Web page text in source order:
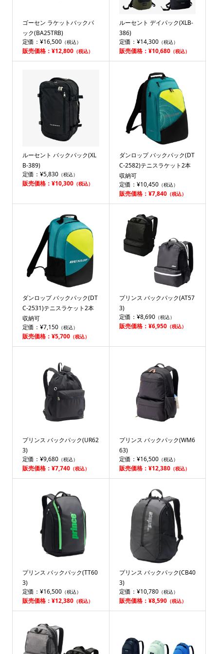
ゴーセン ラケットバックパ
ック(BA25TRB)
定価：¥16,500（税込）
販売価格：¥12,800（税込）
ルーセント デイパック(XLB-
386)
定価：¥14,300（税込）
販売価格：¥10,680（税込）
ルーセント バックパック(XL
B-389)
定価：¥5,830（税込）
販売価格：¥10,300（税込）
ダンロップ バックパック(DT
C-2582)テニスラケット2本
収納可
定価：¥10,450（税込）
販売価格：¥7,840（税込）
ダンロップ バックパック(DT
C-2531)テニスラケット2本
収納可
定価：¥7,150（税込）
販売価格：¥5,700（税込）
プリンス バックパック(AT57
3)
定価：¥8,690（税込）
販売価格：¥6,950（税込）
プリンス バックパック(UR62
3)
定価：¥9,680（税込）
販売価格：¥7,740（税込）
プリンス バックパック(WM6
63)
定価：¥16,500（税込）
販売価格：¥12,380（税込）
プリンス バックパック(TT60
3)
定価：¥16,500（税込）
販売価格：¥12,380（税込）
プリンス バックパック(CB40
3)
定価：¥10,780（税込）
販売価格：¥8,590（税込）